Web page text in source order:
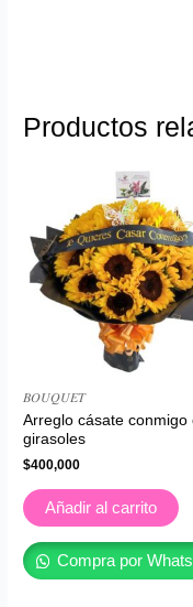
Productos
𝐵𝑂𝑈𝑄𝑈𝐸𝑇
Arreglo cásate conmigo
girasoles
$400,000
Añadir al carrito
Compra por